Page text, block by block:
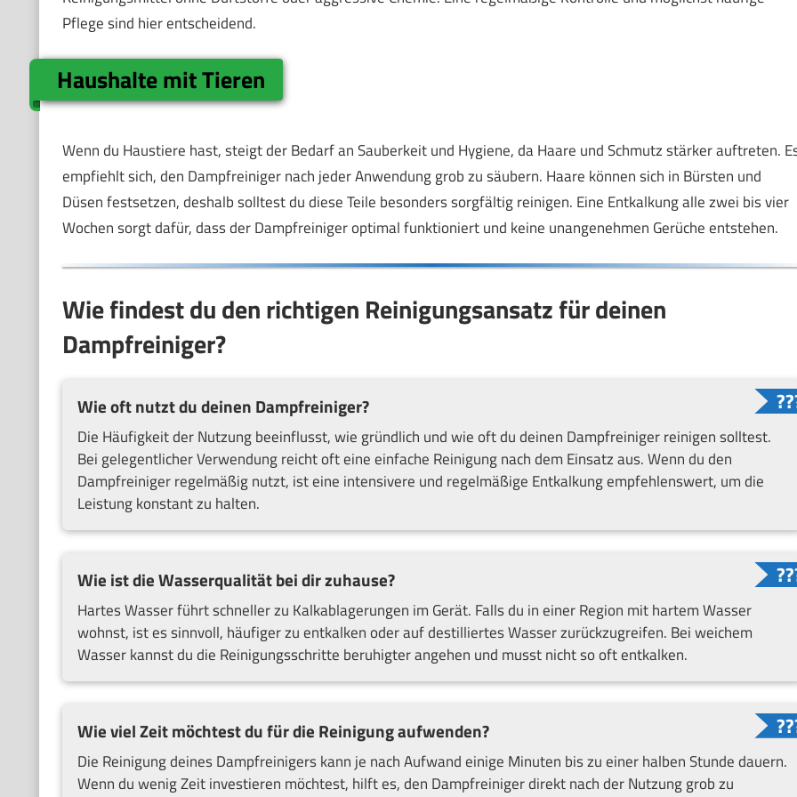
Pflege sind hier entscheidend.
Haushalte mit Tieren
Wenn du Haustiere hast, steigt der Bedarf an Sauberkeit und Hygiene, da Haare und Schmutz stärker auftreten.
empfiehlt sich, den Dampfreiniger nach jeder Anwendung grob zu säubern. Haare können sich in Bürsten und
Düsen festsetzen, deshalb solltest du diese Teile besonders sorgfältig reinigen. Eine Entkalkung alle zwei bis vier
Wochen sorgt dafür, dass der Dampfreiniger optimal funktioniert und keine unangenehmen Gerüche entstehen.
Wie findest du den richtigen Reinigungsansatz für deinen
Dampfreiniger?
Wie oft nutzt du deinen Dampfreiniger?
Die Häufigkeit der Nutzung beeinflusst, wie gründlich und wie oft du deinen Dampfreiniger reinigen solltest.
Bei gelegentlicher Verwendung reicht oft eine einfache Reinigung nach dem Einsatz aus. Wenn du den
Dampfreiniger regelmäßig nutzt, ist eine intensivere und regelmäßige Entkalkung empfehlenswert, um die
Leistung konstant zu halten.
Wie ist die Wasserqualität bei dir zuhause?
Hartes Wasser führt schneller zu Kalkablagerungen im Gerät. Falls du in einer Region mit hartem Wasser
wohnst, ist es sinnvoll, häufiger zu entkalken oder auf destilliertes Wasser zurückzugreifen. Bei weichem
Wasser kannst du die Reinigungsschritte beruhigter angehen und musst nicht so oft entkalken.
Wie viel Zeit möchtest du für die Reinigung aufwenden?
Die Reinigung deines Dampfreinigers kann je nach Aufwand einige Minuten bis zu einer halben Stunde dauern.
Wenn du wenig Zeit investieren möchtest, hilft es, den Dampfreiniger direkt nach der Nutzung grob zu